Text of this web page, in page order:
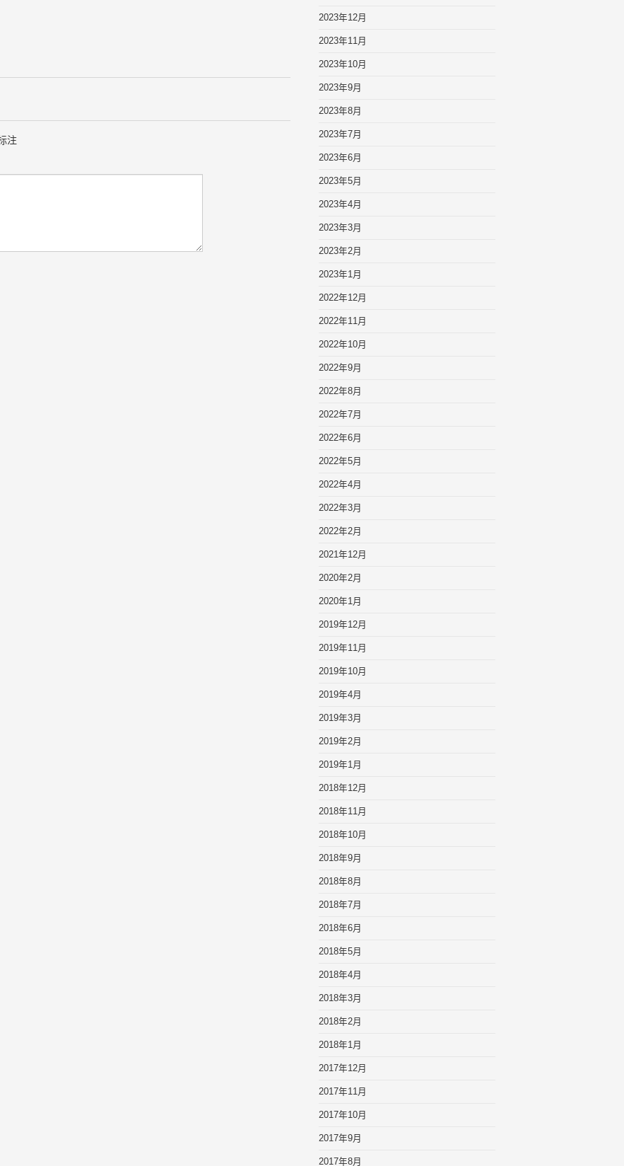
注
2023年12月
2023年11月
2023年10月
2023年9月
2023年8月
2023年7月
2023年6月
2023年5月
2023年4月
2023年3月
2023年2月
2023年1月
2022年12月
2022年11月
2022年10月
2022年9月
2022年8月
2022年7月
2022年6月
2022年5月
2022年4月
2022年3月
2022年2月
2021年12月
2020年2月
2020年1月
2019年12月
2019年11月
2019年10月
2019年4月
2019年3月
2019年2月
2019年1月
2018年12月
2018年11月
2018年10月
2018年9月
2018年8月
2018年7月
2018年6月
2018年5月
2018年4月
2018年3月
2018年2月
2018年1月
2017年12月
2017年11月
2017年10月
2017年9月
2017年8月